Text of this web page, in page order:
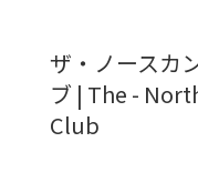
ザ・ノースカ
ブ | The -
Club